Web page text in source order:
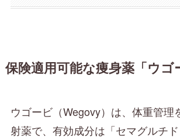
保険適用可能な痩身薬「ウゴ
ウゴービ（Wegovy）は、体重管理
射薬で、有効成分は「セマグルチド